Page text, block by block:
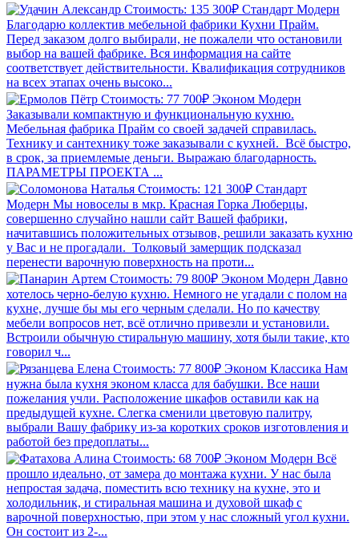
Стоимость: 135 300₽ Стандарт Модерн
Благодарю коллектив мебельной фабрики Кухни Прайм.
Перед заказом долго выбирали, не пожалели что остановили
выбор на вашей фабрике. Вся информация на сайте
соответствует действительности. Квалификация сотрудников
на всех этапах очень высоко...
Стоимость: 77 700₽ Эконом Модерн
Заказывали компактную и функциональную кухню.
Мебельная фабрика Прайм со своей задачей справилась.
Технику и сантехнику тоже заказывали с кухней. Всё быстро,
в срок, за приемлемые деньги. Выражаю благодарность.
ПАРАМЕТРЫ ПРОЕКТА ...
Стоимость: 121 300₽ Стандарт
Модерн Мы новоселы в мкр. Красная Горка Люберцы,
совершенно случайно нашли сайт Вашей фабрики,
начитавшись положительных отзывов, решили заказать кухню
у Вас и не прогадали. Толковый замерщик подсказал
перенести варочную поверхность на проти...
Стоимость: 79 800₽ Эконом Модерн Давно
хотелось черно-белую кухню. Немного не угадали с полом на
кухне, лучше бы мы его черным сделали. Но по качеству
мебели вопросов нет, всё отлично привезли и установили.
Встроили обычную стиральную машину, хотя были такие, кто
говорил ч...
Стоимость: 77 800₽ Эконом Классика Нам
нужна была кухня эконом класса для бабушки. Все наши
пожелания учли. Расположение шкафов оставили как на
предыдущей кухне. Слегка сменили цветовую палитру,
выбрали Вашу фабрику из-за коротких сроков изготовления и
работой без предоплаты...
Стоимость: 68 700₽ Эконом Модерн Всё
прошло идеально, от замера до монтажа кухни. У нас была
непростая задача, поместить всю технику на кухне, это и
холодильник, и стиральная машина и духовой шкаф с
варочной поверхностью, при этом у нас сложный угол кухни.
Он состоит из 2-...